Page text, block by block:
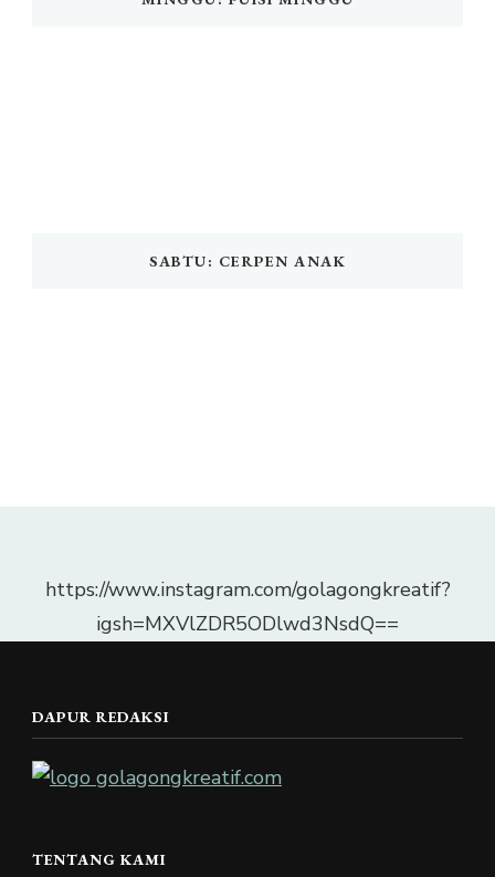
SABTU: CERPEN ANAK
https://www.instagram.com/golagongkreatif?
igsh=MXVlZDR5ODlwd3NsdQ==
DAPUR REDAKSI
TENTANG KAMI